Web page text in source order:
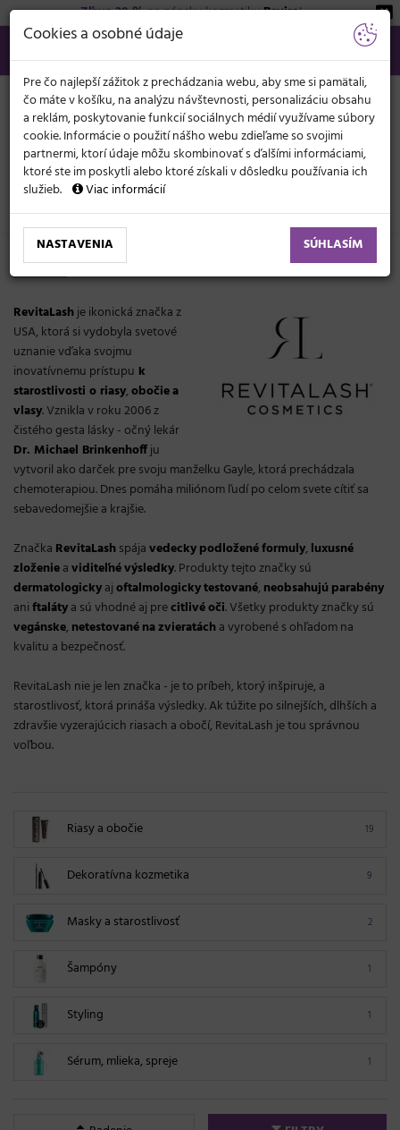
Zľava 20 %na pánsku kozmetikuBeviro!
02/21 201 099
info@svetkadernictva.sk
Po−pia: 8−17
Všetko o nákupe €
KATEGÓRIE
MENU
Značky RevitaLash
RevitaLash
RevitaLashje ikonická značka z
USA, ktorá si vydobyla svetové
uznanie vďaka svojmu
inovatívnemu prístupu k
starostlivosti o riasy,obočiea
vlasy. Vznikla v roku 2006 z
čistého gesta lásky - očný lekár
Dr. Michael Brinkenhoffju
vytvoril ako darček pre svoju manželku Gayle, ktorá prechádzala
chemoterapiou. Dnes pomáha miliónom ľudí po celom svete cítiť sa
sebavedomejšie a krajšie.
Značka RevitaLashspájavedeckypodloženéformuly,luxusné
zloženieaviditeľnévýsledky. Produkty tejto značky sú
dermatologickyajoftalmologickytestované,neobsahujú parabény
aniftalátya sú vhodné aj precitlivéoči. Všetky produkty značky sú
vegánske,netestovanénazvieratácha vyrobené s ohľadom na
kvalitu a bezpečnosť.
RevitaLash nie je len značka - je to príbeh, ktorý inšpiruje, a
starostlivosť, ktorá prináša výsledky. Ak túžite po silnejších, dlhších a
zdravšie vyzerajúcich riasach a obočí, RevitaLash je tou správnou
voľbou.
19
Riasy a obočie
9
Dekoratívna kozmetika
2
Masky a starostlivosť
1
Šampóny
1
Styling
1
Sérum, mlieka, spreje
Cookies a osobné údaje
Pre čo najlepší zážitok z prechádzania webu, aby sme si pamätali,
čo máte v košíku, na analýzu návštevnosti, personalizáciu obsahu
a reklám, poskytovanie funkcií sociálnych médií využívame súbory
cookie. Informácie o použití nášho webu zdieľame so svojimi
partnermi, ktorí údaje môžu skombinovať s ďalšími informáciami,
ktoré ste im poskytli alebo ktoré získali v dôsledku používania ich
služieb.
Viac informácií
NASTAVENIA SÚHLASÍM